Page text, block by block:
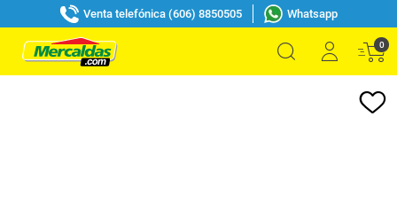
Venta telefónica (606) 8850505 Whatsapp
0